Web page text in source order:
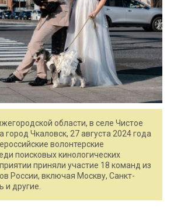
области, в селе Чистое
город Чкаловск, 27 августа 2024 года
волонтерские
поисковых кинологических
приняли участие 18 команд из
России, включая Москву, Санкт-
и другие.